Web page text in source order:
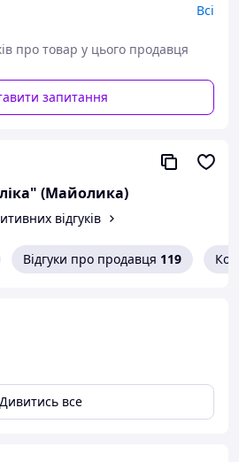
за контактними телефонами, а
на електронну пошту
Всі
про товар у цього продавця
запитання
(Майолика)
відгуків
Відгуки про продавця 119
Дивитись все